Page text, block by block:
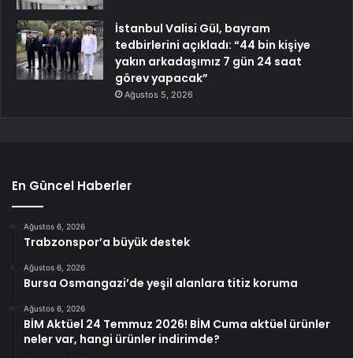
İstanbul Valisi Gül, bayram
tedbirlerini açıkladı: “44 bin kişiye
yakın arkadaşımız 7 gün 24 saat
görev yapacak”
Ağustos 5, 2026
En Güncel Haberler
Ağustos 6, 2026
Trabzonspor’a büyük destek
Ağustos 6, 2026
Bursa Osmangazi’de yeşil alanlara titiz koruma
Ağustos 6, 2026
BİM Aktüel 24 Temmuz 2026! BİM Cuma aktüel ürünler
neler var, hangi ürünler indirimde?